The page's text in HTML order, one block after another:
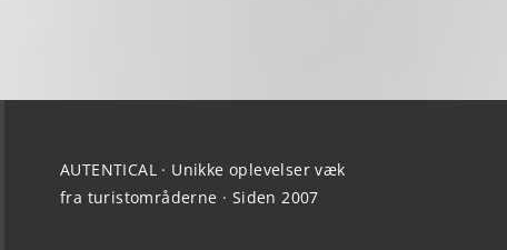
AUTENTICAL · Unikke oplevelser væk
fra turistområderne · Siden 2007